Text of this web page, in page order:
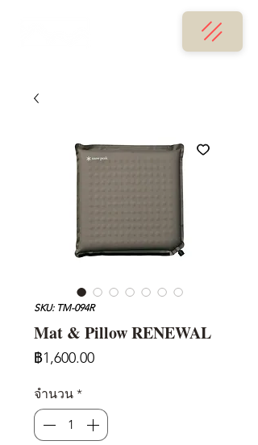
SKU: TM-094R
Mat & Pillow RENEWAL
฿1,600.00ราคา
จำนวน *